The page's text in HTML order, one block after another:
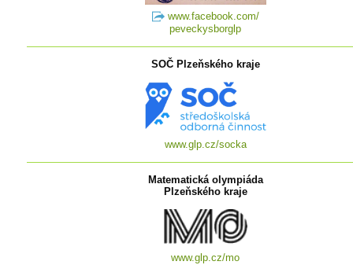
www.facebook.com/
peveckysborglp
SOČ Plzeňského kraje
www.glp.cz/socka
Matematická olympiáda
Plzeňského kraje
www.glp.cz/mo